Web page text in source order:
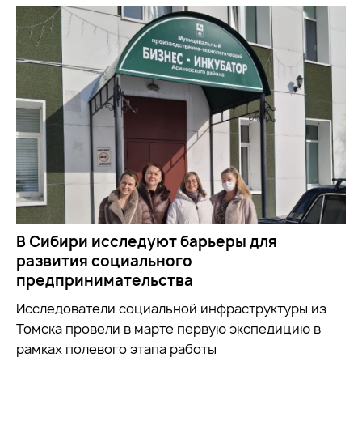
В Сибири исследуют барьеры для
развития социального
предпринимательства
Исследователи социальной инфраструктуры из
Томска провели в марте первую экспедицию в
рамках полевого этапа работы